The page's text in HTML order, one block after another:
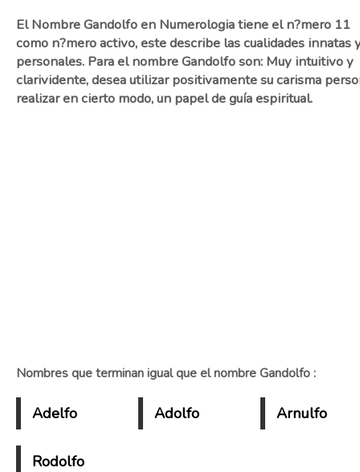
El Nombre Gandolfo en Numerologia tiene el n?mero 11
como n?mero activo, este describe las cualidades innatas
personales. Para el nombre Gandolfo son: Muy intuitivo y
clarividente, desea utilizar positivamente su carisma
realizar en cierto modo, un papel de guía espiritual.
Nombres que terminan igual que el nombre Gandolfo :
Adelfo Adolfo Arnulfo
Rodolfo